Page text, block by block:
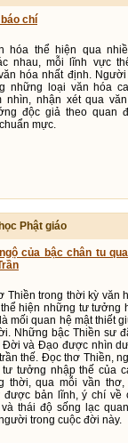
chí
hóa thể hiện qua
nhau, mỗi lĩnh vực
hóa nhất định.
những loại văn hóa
nhìn, nhận xét qua
độc giả theo quan
mực.
Phật giáo
của bậc chân tu
Thiền trong thời kỳ văn
hiện những tư tưởng
mối quan hệ mật thiết
Những bậc Thiền sư
và Đạo được nhìn
thế. Đọc thơ Thiền,
tưởng nhập thế của
thời, qua mỗi vần thơ,
được bản lĩnh, ý chí về
thái độ sống lạc
trong cuộc đời này.